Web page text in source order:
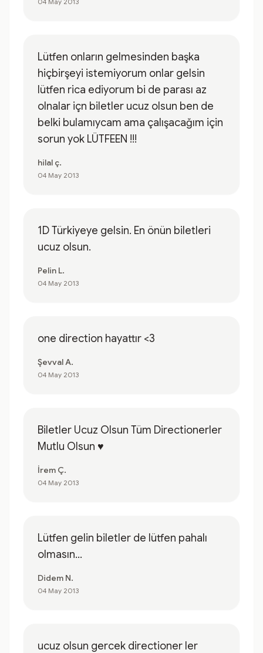
Lütfen onların gelmesinden başka
hiçbirşeyi istemiyorum onlar gelsin
lütfen rica ediyorum bi de parası az
olnalar içn biletler ucuz olsun ben de
belki bulamıycam ama çalışacağım için
sorun yok LÜTFEEN !!!
hilal ç.
04 May 2013
1D Türkiyeye gelsin. En önün biletleri
ucuz olsun.
Pelin L.
04 May 2013
one direction hayattır <3
Şevval A.
04 May 2013
Biletler Ucuz Olsun Tüm Directionerler
Mutlu Olsun ♥
İrem Ç.
04 May 2013
Lütfen gelin biletler de lütfen pahalı
olmasın...
Didem N.
04 May 2013
ucuz olsun gercek directioner ler